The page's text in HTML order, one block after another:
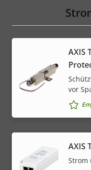
AXIS
vor
AXIS
Strom